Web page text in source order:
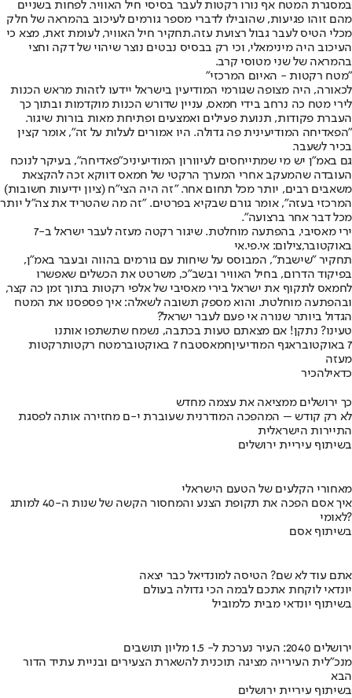
במסגרת המטח אף נורו רקטות לעבר בסיסי חיל האוויר. לפחות בשניים
מהם זוהו פגיעות, שהובילו לדברי מספר גורמים לעיכוב בהמראה של חלק
מכלי הטיס לעבר גבול רצועת עזה.תחקיר חיל האוויר, לעומת זאת, מצא כי
העיכוב היה מינימאלי, וכי רק בבסיס נבטים נוצר שיהוי של דקה וחצי
בהמראה של שני מטוסי קרב.
"מטח רקטות - האיום המרכזי"
לכאורה, היה מצופה שגורמי המודיעין בישראל יידעו לזהות מראש הכנות
לירי מטח כה נרחב בידי חמאס, עניין שדורש הכנות מוקדמות ובתוך כך
העברת פקודות, תנועת פעילים ואמצעים ופתיחת מאות בורות שיגור.
"הפאדיחה המודיעינית פה גדולה. היו אמורים לעלות על זה", אומר קצין
בכיר לשעבר.
גם באמ"ן יש מי שמתייחסים לעיוורון המודיעיניכ"פאדיחה", בעיקר לנוכח
העובדה שהמעקב אחרי המערך הרקטי של חמאס דווקא זכה להקצאת
משאבים רבים, יותר מכל תחום אחר. "זה היה הצי"ח (ציון ידיעות חשובות)
המרכזי בעזה", אומר גורם שבקיא בפרטים. "זה מה שהטריד את צה"ל יותר
מכל דבר אחר ברצועה".
ירי מאסיבי, בהפתעה מוחלטת. שיגור רקטה מעזה לעבר ישראל ב-7
באוקטובר,צילום: אי.פי.אי
תחקיר "שישבת", המבוסס על שיחות עם גורמים בהווה ובעבר באמ"ן,
בפיקוד הדרום, בחיל האוויר ובשב"כ, משרטט את הכשלים שאפשרו
לחמאס לתקוף את ישראל בירי מאסיבי של אלפי רקטות בתוך זמן כה קצר,
ובהפתעה מוחלטת. והוא מספק תשובה לשאלה: איך פספסנו את המטח
הגדול ביותר שנורה אי פעם לעבר ישראל?
טעינו? נתקן! אם מצאתם טעות בכתבה, נשמח שתשתפו אותנו
7 באוקטובר
אגף המודיעיןחמאסטבח 7 באוקטובר מטח רקטותרקטות
מעזה
כדאילהכיר
כך ירושלים ממציאה את עצמה מחדש
לא רק קודש – המהפכה המודרנית שעוברת י-ם מחזירה אותה לפסגת
התיירות הישראלית
בשיתוף עיריית ירושלים
מאחורי הקלעים של הטעם הישראלי
איך אסם הפכה את תקופת הצנע והמחסור הקשה של שנות ה-40 למותג
לאומי?
בשיתוף אסם
אתם עוד לא שם? הטיסה למונדיאל כבר יצאה
יונדאי לוקחת אתכם לבמה הכי גדולה בעולם
בשיתוף יונדאי מבית כלמוביל
ירושלים 2040: העיר נערכת ל- 1.5 מליון תושבים
מנכ"לית העירייה מציגה תוכנית להשארת הצעירים ובניית עתיד הדור
הבא
בשיתוף עיריית ירושלים